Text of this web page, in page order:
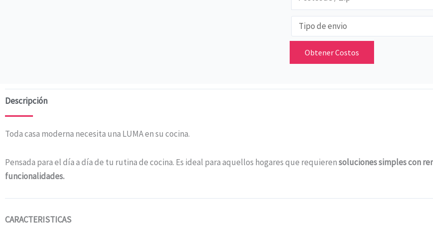
Obtener Costos
Descripción
Toda casa moderna necesita una LUMA en su cocina.
Pensada para el día a día de tu rutina de cocina. Es ideal para aquellos hogares que requierensoluciones simples con
funcionalidades.
CARACTERISTICAS